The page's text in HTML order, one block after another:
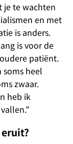
je te wachten
en met
is anders.
is voor de
patiënt.
heel
zwaar.
heb ik